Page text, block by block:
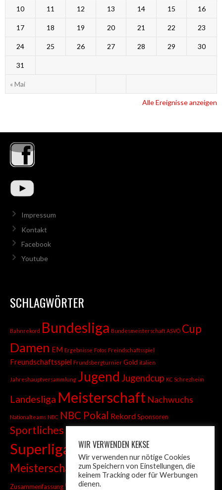
« Mai
10 11 12 13 14 15 16
17 18 19 20 21 22 23
24 25 26 27 28 29 30
31
Alle Ereignisse anzeigen
Impressum
Kontakt
Facebook
Youtube
SCHLAGWÖRTER
Bahnrekord Bundesliga Bundesmeisterschaft ASVÖ Cup
Damen EM Ergebnisse Fotos Freindschaftsspiel
Freundschaftsspiel Frundsbergturnier Gold italien
Jahreshauptversammlung Jugend Jugendcup KC Schrezheim
Landesliga Meisterschaft Nachwuchs
Nationalteams NBC NBC Pokal RekordSponsoren
SportlichesSprint
Superliga TandemTiroler Liga
Meisterschaft Trainer Turnier Weltcup wm
Zusammenfassung ÖM Österreich
WIR VERWENDEN KEKSE
Wir verwenden nur nötige Cookies
zum Speichern von Einstellungen, die
keinem Tracking oder für Werbungen
dienen.